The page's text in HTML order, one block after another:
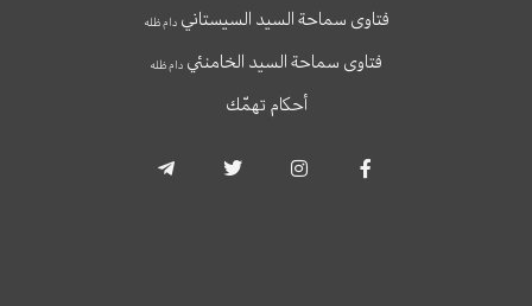
فتاوى سماحة السيد السيستانيدام ظله
فتاوى سماحة السيد الخامنئي دام ظله
أحكام تهمّك
a
c
s
i
l